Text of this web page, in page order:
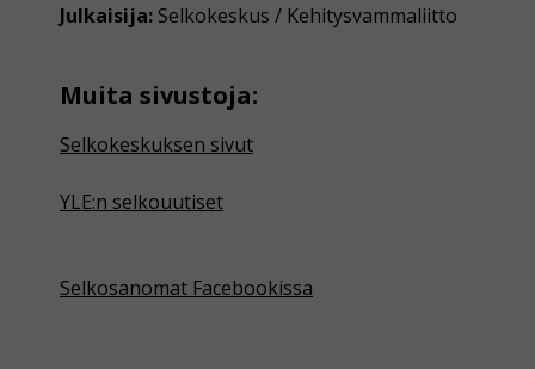
Julkaisija: Selkokeskus / Kehitysvammaliitto
Muita sivustoja:
Selkokeskuksen sivut
YLE:n selkouutiset
Selkosanomat Facebookissa